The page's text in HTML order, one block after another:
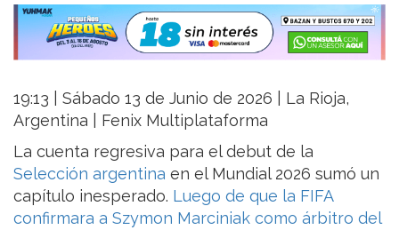
19:13 | Sábado 13 de Junio de 2026 | La Rioja,
Argentina | Fenix Multiplataforma
La cuenta regresiva para el debut de la
Selección argentina en el Mundial 2026 sumó un
capítulo inesperado. Luego de que la FIFA
confirmara a Szymon Marciniak como árbitro del